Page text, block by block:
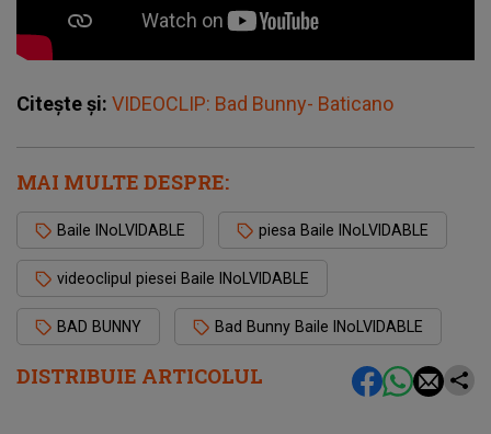
DISTRIBUIE ARTICOLUL
Citește și: VIDEOCLIP: Bad Bunny- Baticano
MAI MULTE DESPRE:
Baile INoLVIDABLE piesa Baile INoLVIDABLE
videoclipul piesei Baile INoLVIDABLE
BAD BUNNY Bad Bunny Baile INoLVIDABLE